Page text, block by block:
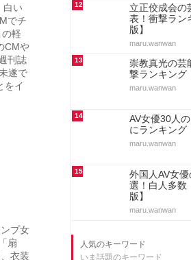
白い
でチ
軽
CMや
刊誌
遂で
をイ
プ女
扇
衣装
12
立正佼成会の
表！衝撃ラン
版】
maru.wanwan
13
崇教真光の芸
撃ランキング
maru.wanwan
14
AV女優30人
にランキング
maru.wanwan
15
外国人AV女
選！白人多数
版】
maru.wanwan
人気のキーワード
いま話題のキーワード